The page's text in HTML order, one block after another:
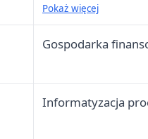
etapie
Pokaż więcej
Gospodarka
Informatyzacja